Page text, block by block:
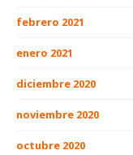
febrero 2021
enero 2021
diciembre 2020
noviembre 2020
octubre 2020